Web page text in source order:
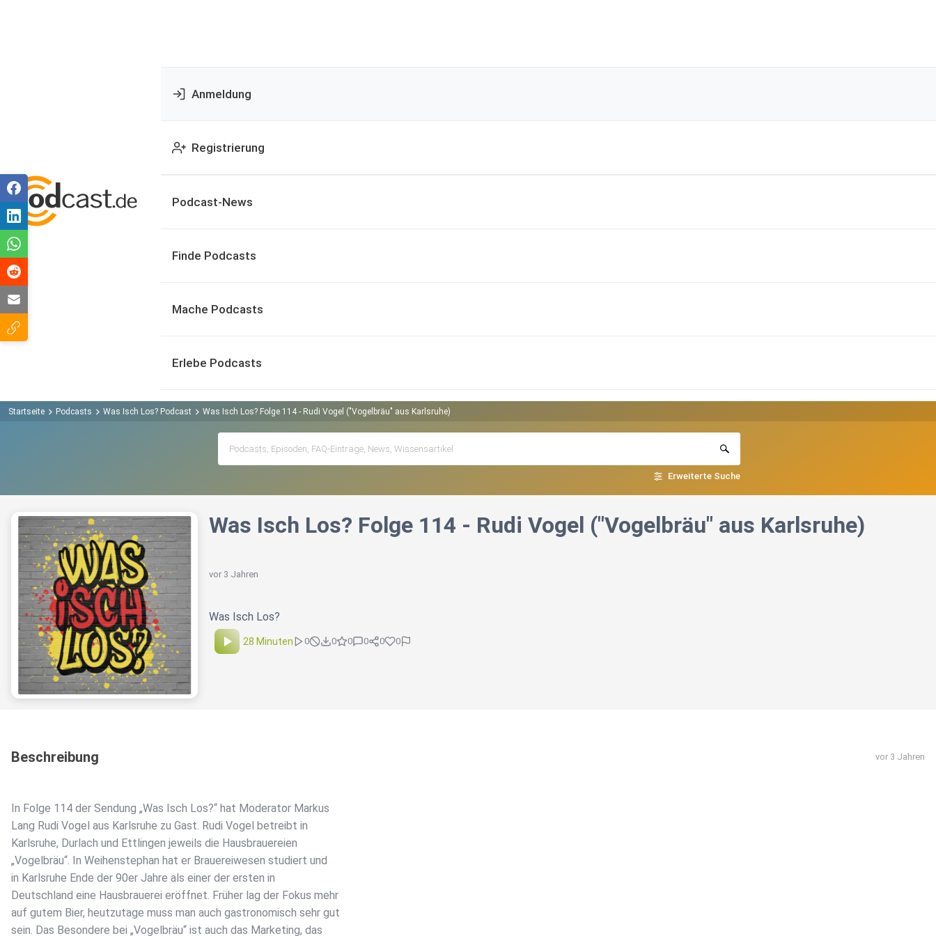
Anmeldung
Registrierung
Podcast-News
Finde Podcasts
Mache Podcasts
Erlebe Podcasts
Startseite Podcasts Was Isch Los? Podcast Was Isch Los? Folge 114 - Rudi Vogel ("Vogelbräu" aus Karlsruhe)
Erweiterte Suche
Was Isch Los? Folge 114 - Rudi Vogel ("Vogelbräu" aus Karlsruhe)
vor 3 Jahren
Was Isch Los?
28 Minuten 0 0 0 0 0 0
Beschreibung vor 3 Jahren
In Folge 114 der Sendung „Was Isch Los?“ hat Moderator Markus
Lang Rudi Vogel aus Karlsruhe zu Gast. Rudi Vogel betreibt in
Karlsruhe, Durlach und Ettlingen jeweils die Hausbrauereien
„Vogelbräu“. In Weihenstephan hat er Brauereiwesen studiert und
in Karlsruhe Ende der 90er Jahre als einer der ersten in
Deutschland eine Hausbrauerei eröffnet. Früher lag der Fokus mehr
auf gutem Bier, heutzutage muss man auch gastronomisch sehr gut
sein. Das Besondere bei „Vogelbräu“ ist auch das Marketing, das